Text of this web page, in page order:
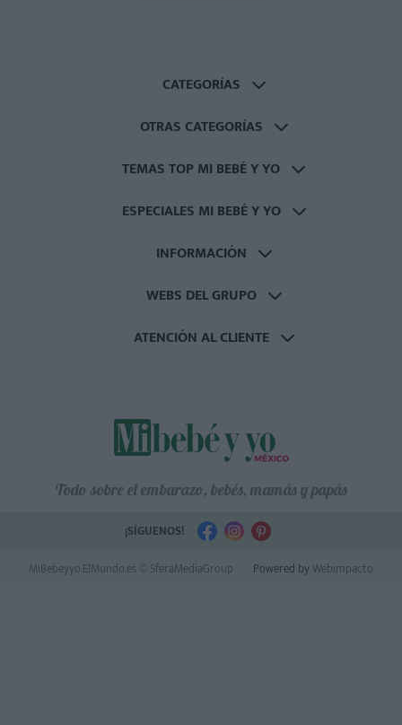
CATEGORÍAS
OTRAS CATEGORÍAS
TEMAS TOP MI BEBÉ Y YO
ESPECIALES MI BEBÉ Y YO
INFORMACIÓN
WEBS DEL GRUPO
ATENCIÓN AL CLIENTE
Todo sobre el embarazo, bebés, mamás y papás
¡SÍGUENOS!
MiBebeyyo.ElMundo.es © SferaMediaGroup
Powered byWebimpacto